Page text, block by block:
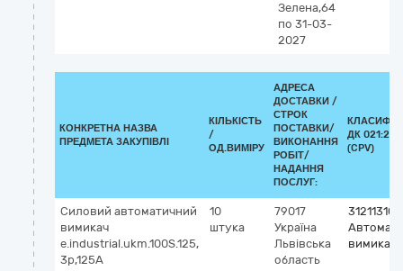
Зелена,64
по 31-03-
2027
КОНКРЕТНА НАЗВА
ПРЕДМЕТА ЗАКУПІВЛІ
КІЛЬКІСТЬ
/
ОД.ВИМІРУ
АДРЕСА
ДОСТАВКИ /
СТРОК
ПОСТАВКИ/
ВИКОНАННЯ
РОБІТ/
НАДАННЯ
ПОСЛУГ:
ДК
(CPV)
Силовий автоматичний
вимикач
e.industrial.ukm.100S.125,
3р,125А
10
штука
79017
Україна
Львівська
область
вимикачі